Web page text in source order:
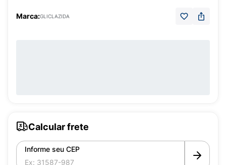
Marca:GLICLAZIDA
Calcular frete
Informe seu CEP